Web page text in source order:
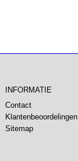
INFORMATIE
Contact
Klantenbeoordelingen
Sitemap